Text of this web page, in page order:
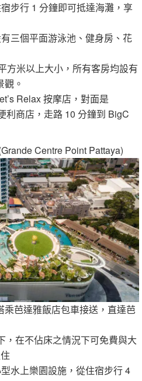
步行 1 分鐘即可抵達海灘，享
三個平面游泳池、健身房、花
方米以上大小，所有客房均設有
。
Relax 按摩店，對面是
利商店，走路 10 分鐘到 BigC
Centre Point Pattaya)
乘芭達雅飯店包車接送，直達芭
，在不佔床之情況下可免費與大
水上樂園設施，從住宿步行 4